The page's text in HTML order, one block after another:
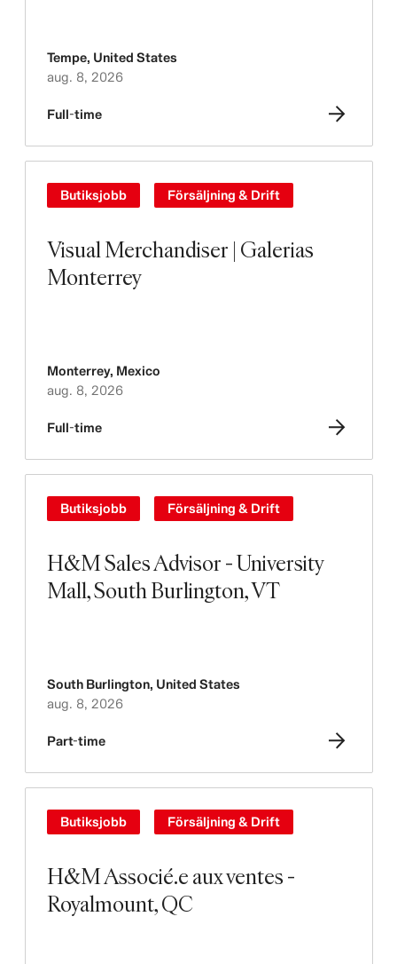
Tempe, United States
aug. 8, 2026
Full-time
Visual Merchandiser | Galerias
Monterrey
Butiksjobb Försäljning & Drift
Monterrey, Mexico
aug. 8, 2026
Full-time
H&M Sales Advisor - University
Mall, South Burlington, VT
Butiksjobb Försäljning & Drift
South Burlington, United States
aug. 8, 2026
Part-time
H&M Associé.e aux ventes -
Royalmount, QC
Butiksjobb Försäljning & Drift